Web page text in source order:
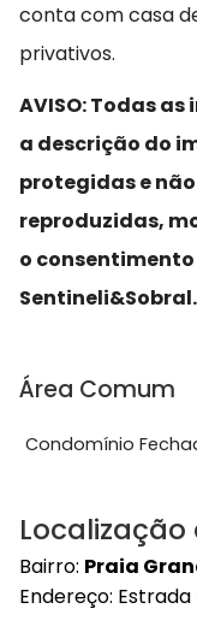
conta com casa
privativos.
AVISO: Todas
a descrição do
protegidas e
reproduzidas,
o
Sentineli&Sobral.
Área Comum
Condomínio
Bairro: Praia
Endereço: Estrada